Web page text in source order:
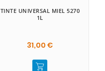
TINTE UNIVERSAL MIEL 5270
1L
31,00 €